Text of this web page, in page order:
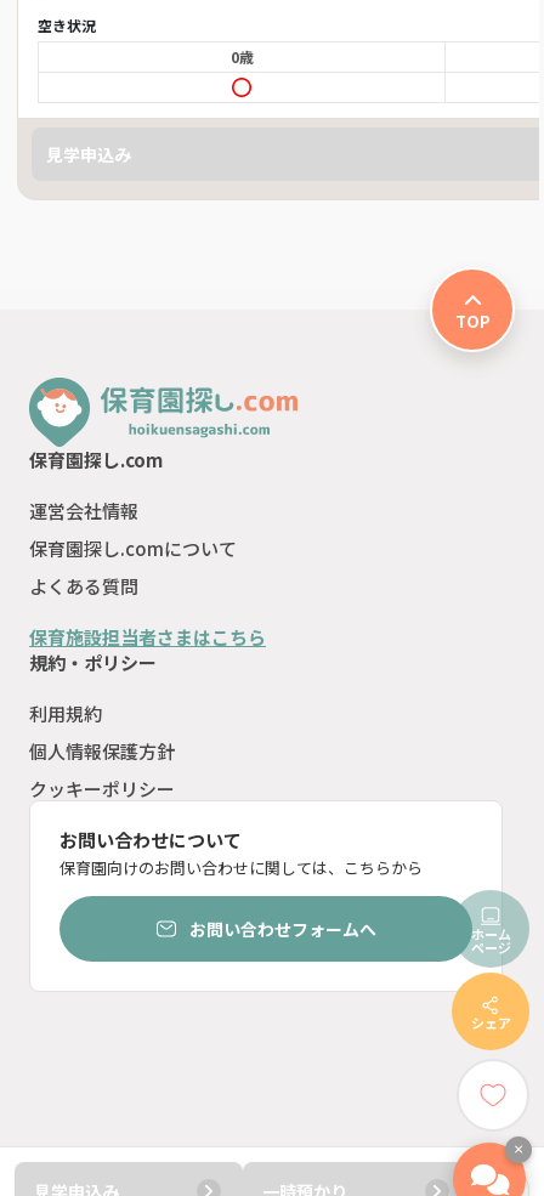
空き状況
0歳
見学申込み
シェア
ホーム
ページ
見学申込み 一時預かり
TOP
保育園探し.com
運営会社情報
保育園探し.comについて
よくある質問
保育施設担当者さまはこちら
規約・ポリシー
利用規約
個人情報保護方針
クッキーポリシー
お問い合わせについて
保育園向けのお問い合わせに関しては、こちらから
お問い合わせフォームへ
×